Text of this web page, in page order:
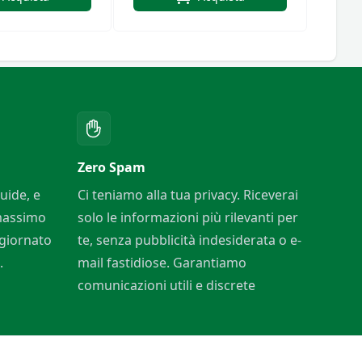
e
Zero Spam
Ci teniamo alla tua privacy. Riceverai
solo le informazioni più rilevanti per
te, senza pubblicità indesiderata o e-
mail fastidiose. Garantiamo
comunicazioni utili e discrete